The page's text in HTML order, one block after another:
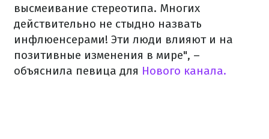
высмеивание стереотипа. Многих
действительно не стыдно назвать
инфлюенсерами! Эти люди влияют и на
позитивные изменения в мире", –
объяснила певица для Нового канала.